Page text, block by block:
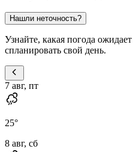
Нашли неточность?
Узнайте, какая погода
спланировать свой день.
7 авг, пт
25°
8 авг, сб